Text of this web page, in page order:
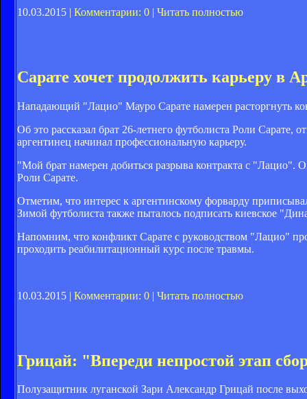
10.03.2015 | Комментарии: 0 | Читать полностью
Сарате хочет продолжить карьеру в
Нападающий "Лацио" Мауро Сарате намерен расторгнуть
Об это рассказал брат 26-летнего футболиста Роли
аргентинец начинал профессиональную карьеру.
"Мой брат намерен добиться разрыва контракта с "Лацио".
Роли Сарате.
Отметим, что интерес к аргентинскому форварду
Зимой футболиста также пыталось подписать киевское
Напомним, что конфликт Сарате с руководством "Лацио"
проходить реабилитационный курс после травмы.
10.03.2015 | Комментарии: 0 | Читать полностью
Грицай: "Впереди непростой этап
Полузащитник луганской Зари Александр Грицай после